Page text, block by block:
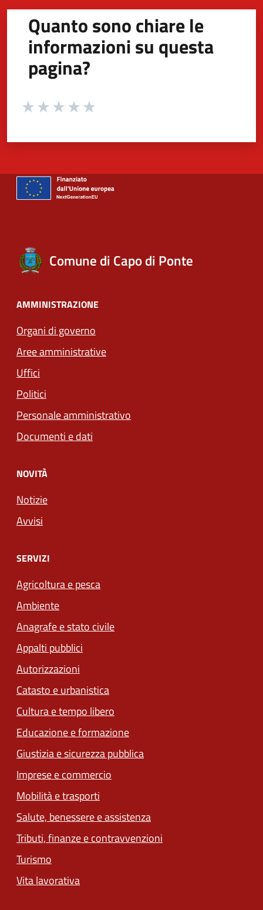
Quanto sono chiare le
informazioni su questa
pagina?
Valuta da 1 a 5 stelle la pagina
Comune di Capo di Ponte
AMMINISTRAZIONE
Organi di governo
Aree amministrative
Uffici
Politici
Personale amministrativo
Documenti e dati
NOVITÀ
Notizie
Avvisi
SERVIZI
Agricoltura e pesca
Ambiente
Anagrafe e stato civile
Appalti pubblici
Autorizzazioni
Catasto e urbanistica
Cultura e tempo libero
Educazione e formazione
Giustizia e sicurezza pubblica
Imprese e commercio
Mobilità e trasporti
Salute, benessere e assistenza
Tributi, finanze e contravvenzioni
Turismo
Vita lavorativa